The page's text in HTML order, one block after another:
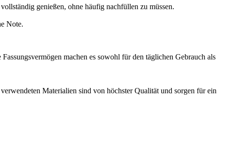
genießen, ohne häufig nachfüllen zu müssen.
Note.
machen es sowohl für den täglichen Gebrauch als
Materialien sind von höchster Qualität und sorgen für ein